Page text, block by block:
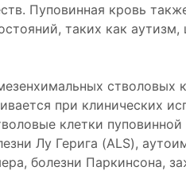
Пуповинная кровь
таких как аутизм,
стволовых
при клинических
клетки
Лу Герига (ALS),
болезни Паркинсона,